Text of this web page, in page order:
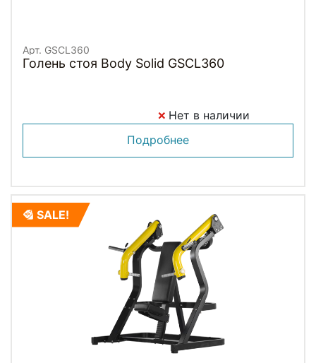
Арт. GSCL360
Голень стоя Body Solid GSCL360
Нет в наличии
Подробнее
SALE!